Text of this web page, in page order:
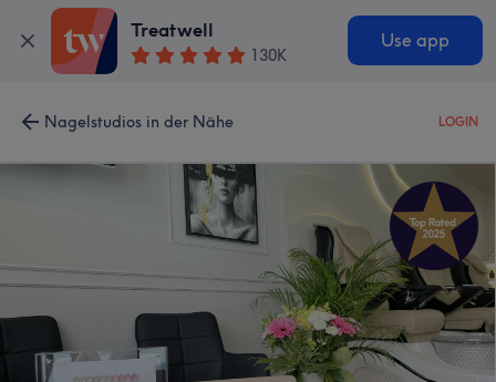
Treatwell
130K
Use app
Nagelstudios in der Nähe LOGIN